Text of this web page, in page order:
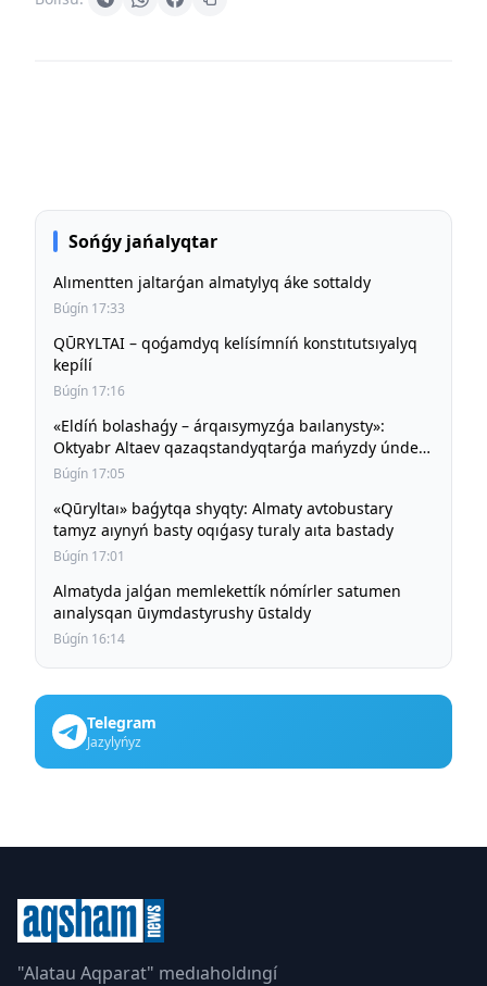
Sońǵy jańalyqtar
Alımentten jaltarǵan almatylyq áke sottaldy
Búgín 17:33
QŪRYLTAI – qoǵamdyq kelísímníń konstıtutsıyalyq
kepílí
Búgín 17:16
«Eldíń bolashaǵy – árqaısymyzǵa baılanysty»:
Oktyabr Altaev qazaqstandyqtarǵa mańyzdy úndeu
jasady
Búgín 17:05
«Qūryltaı» baǵytqa shyqty: Almaty avtobustary
tamyz aıynyń basty oqıǵasy turaly aıta bastady
Búgín 17:01
Almatyda jalǵan memlekettík nómírler satumen
aınalysqan ūıymdastyrushy ūstaldy
Búgín 16:14
Telegram
Jazylyńyz
"Alatau Aqparat" medıaholdıngí